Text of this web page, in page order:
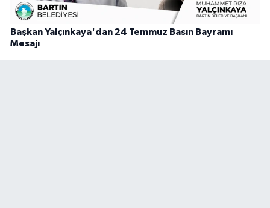
Başkan Yalçınkaya'dan 24 Temmuz Basın Bayramı
Mesajı